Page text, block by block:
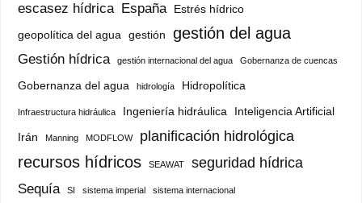
escasez hídrica España
Estrés hídrico
geopolítica del agua gestión gestión del agua
Gestión hídrica gestión internacional del agua Gobernanza de cuencas
Gobernanza del agua hidrología Hidropolítica
Infraestructura hidráulica Ingeniería hidráulica
Inteligencia Artificial
Irán
Manning MODFLOW planificación hidrológica
recursos hídricos SEAWAT seguridad hídrica
Sequía SI sistema imperial sistema internacional